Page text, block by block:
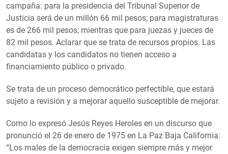
campaña: para la presidencia del Tribunal Superior de
Justicia será de un millón 66 mil pesos; para magistraturas
es de 266 mil pesos; mientras que para juezas y jueces de
82 mil pesos. Aclarar que se trata de recursos propios. Las
candidatas y los candidatos no tienen acceso a
financiamiento público o privado.
Se trata de un proceso democrático perfectible, que estará
sujeto a revisión y a mejorar aquello susceptible de mejorar.
Como lo expresó Jesús Reyes Heroles en un discurso que
pronunció el 26 de enero de 1975 en La Paz Baja California:
“Los males de la democracia exigen siempre más y mejor